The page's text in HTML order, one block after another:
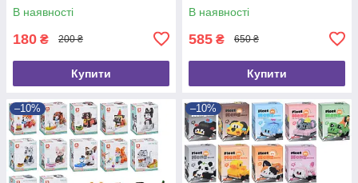
В наявності
180 ₴ 200 ₴
Купити
В наявності
585 ₴ 650 ₴
Купити
–10% –10%